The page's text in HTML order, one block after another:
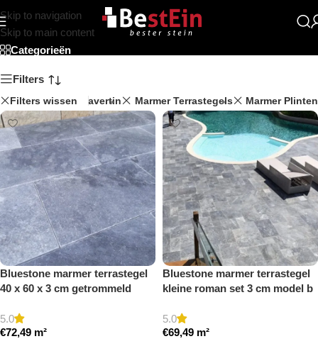
Skip to navigation
Skip to main content
Beststein
Categorieën
Filters
Filters wissen Travertin Marmer Terrastegels Marmer Plinten
Bluestone marmer terrastegel
40 x 60 x 3 cm getrommeld
5.0
€72,49 m²
Bluestone marmer terrastegel
kleine roman set 3 cm model b
5.0
€69,49 m²